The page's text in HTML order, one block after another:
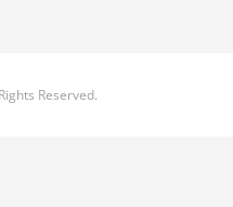
Reserved.